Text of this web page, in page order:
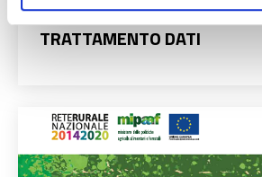
TRATTAMENTO DATI